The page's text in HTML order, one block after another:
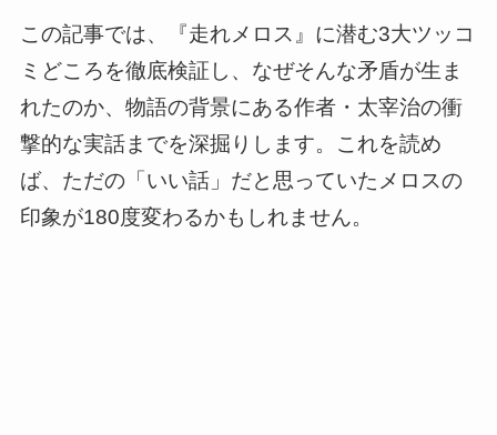
この記事では、『走れメロス』に潜む3大ツッコ
ミどころを徹底検証し、なぜそんな矛盾が生ま
れたのか、物語の背景にある作者・太宰治の衝
撃的な実話までを深掘りします。これを読め
ば、ただの「いい話」だと思っていたメロスの
印象が180度変わるかもしれません。